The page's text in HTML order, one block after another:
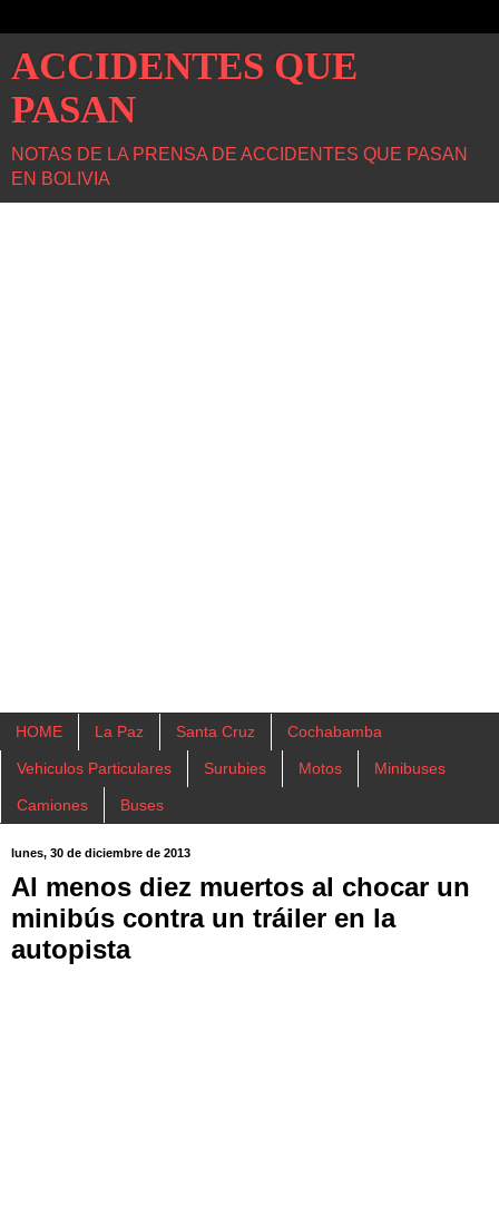
ACCIDENTES QUE
PASAN
NOTAS DE LA PRENSA DE ACCIDENTES QUE PASAN
EN BOLIVIA
HOME La Paz Santa Cruz Cochabamba
Vehiculos Particulares Surubies Motos Minibuses
Camiones Buses
lunes, 30 de diciembre de 2013
Al menos diez muertos al chocar un
minibús contra un tráiler en la
autopista